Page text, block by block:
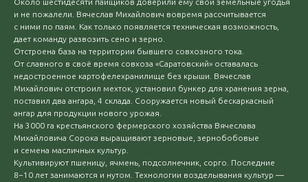
и не пожалели. Вячеслав Михайлович вовремя рассчитывается
с ними по паям. Как только появляется техническая возможность,
дает команду развозить сено и зерно.
Отстроена база на территории бывшего совхозного тока.
От славного в своё время совхоза «Саратовский» оставалась
недостроенное картофелехранилище без крыши. Вячеслав
Михайлович отстроил мехток, установил бункер для хранения зерна,
поставил два ангара, 4 склада. Сооружается новый бескаркасный
ангар для продукции нового урожая.
На 3000 га крестьянского фермерского хозяйства Вячеслава
Михайловича Сорока выращивают зерновые, зернобобовые
и семена масличных культур.
Культивируют пшеницу, ячмень, подсолнечник, сорго. Последние
8−10 лет занимаются и нутом. Технологии возделывания культур —